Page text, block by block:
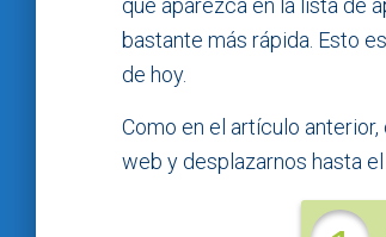
que aparezca en la lista de
bastante más rápida. Esto
de hoy.
Como en el artículo
web y desplazarnos hasta el